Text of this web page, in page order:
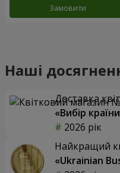
Замовити
Наші
Доставка
«Вибір
2026 рік
Найкращий
«Ukrainian